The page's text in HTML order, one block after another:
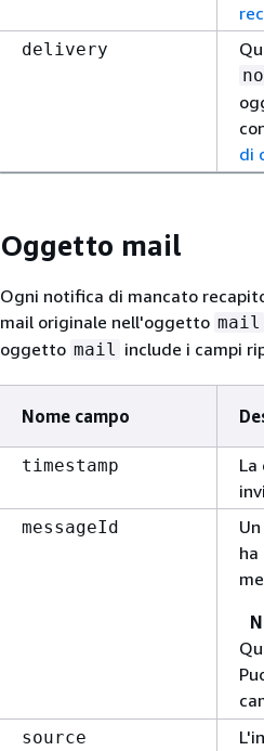
delivery
di
Oggetto mail
Ogni notifica di mancato
mail originale nell'oggetto mail
oggetto mail include i campi
Nome campo
timestamp
La
messageId
source